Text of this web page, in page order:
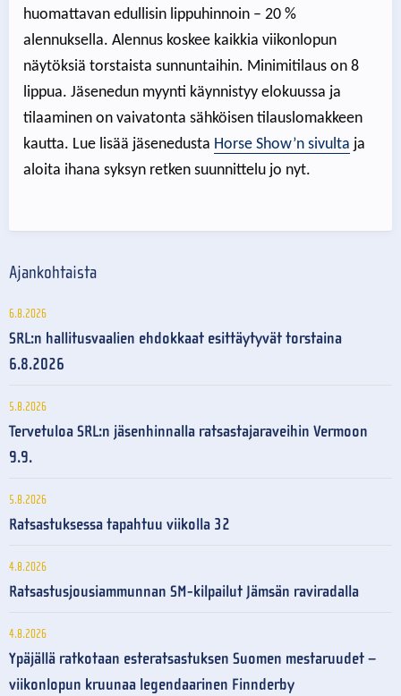
huomattavan edullisin lippuhinnoin – 20 %
alennuksella. Alennus koskee kaikkia viikonlopun
näytöksiä torstaista sunnuntaihin. Minimitilaus on 8
lippua. Jäsenedun myynti käynnistyy elokuussa ja
tilaaminen on vaivatonta sähköisen tilauslomakkeen
kautta. Lue lisää jäsenedusta Horse Show’n sivulta ja
aloita ihana syksyn retken suunnittelu jo nyt.
Ajankohtaista
6.8.2026
SRL:n hallitusvaalien ehdokkaat esittäytyvät torstaina
6.8.2026
5.8.2026
Tervetuloa SRL:n jäsenhinnalla ratsastajaraveihin Vermoon
9.9.
5.8.2026
Ratsastuksessa tapahtuu viikolla 32
4.8.2026
Ratsastusjousiammunnan SM-kilpailut Jämsän raviradalla
4.8.2026
Ypäjällä ratkotaan esteratsastuksen Suomen mestaruudet –
viikonlopun kruunaa legendaarinen Finnderby